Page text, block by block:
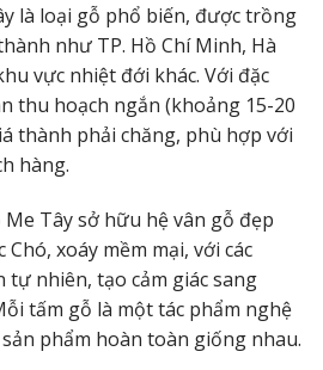
là loại gỗ phổ biến, được trồng
như TP. Hồ Chí Minh, Hà
vực nhiệt đới khác. Với đặc
thu hoạch ngắn (khoảng 15-20
thành phải chăng, phù hợp với
hàng.
Me Tây sở hữu hệ vân gỗ đẹp
xoáy mềm mại, với các
nhiên, tạo cảm giác sang
tấm gỗ là một tác phẩm nghệ
phẩm hoàn toàn giống nhau.